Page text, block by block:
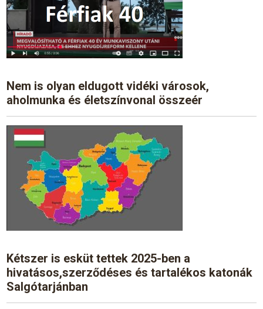
Nem is olyan eldugott vidéki városok,
aholmunka és életszínvonal összeér
Kétszer is esküt tettek 2025-ben a
hivatásos,szerződéses és tartalékos katonák
Salgótarjánban